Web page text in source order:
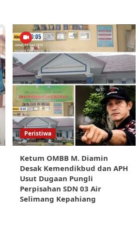
Peristiwa
Ketum OMBB M. Diamin
Desak Kemendikbud dan APH
Usut Dugaan Pungli
Perpisahan SDN 03 Air
Selimang Kepahiang